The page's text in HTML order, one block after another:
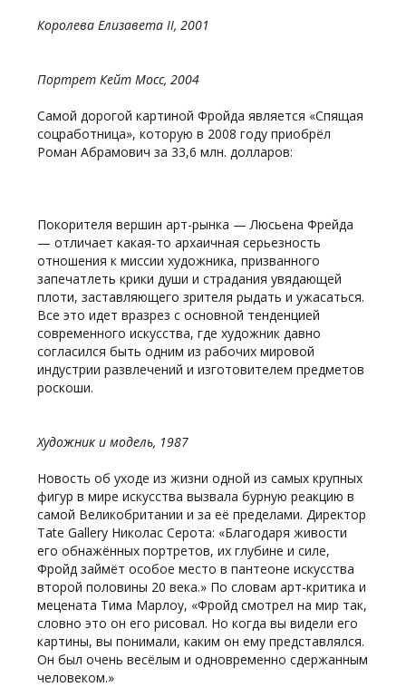
Королева Елизавета II, 2001
Портрет Кейт Мосс, 2004
Самой дорогой картиной Фройда является «Спящая
соцработница», которую в 2008 году приобрёл
Роман Абрамович за 33,6 млн. долларов:
Покорителя вершин арт-рынка — Люсьена Фрейда
— отличает какая-то архаичная серьезность
отношения к миссии художника, призванного
запечатлеть крики души и страдания увядающей
плоти, заставляющего зрителя рыдать и ужасаться.
Все это идет вразрез с основной тенденцией
современного искусства, где художник давно
согласился быть одним из рабочих мировой
индустрии развлечений и изготовителем предметов
роскоши.
Художник и модель, 1987
Новость об уходе из жизни одной из самых крупных
фигур в мире искусства вызвала бурную реакцию в
самой Великобритании и за её пределами. Директор
Tate Gallery Николас Серота: «Благодаря живости
его обнажённых портретов, их глубине и силе,
Фройд займёт особое место в пантеоне искусства
второй половины 20 века.» По словам арт-критика и
мецената Тима Марлоу, «Фройд смотрел на мир так,
словно это он его рисовал. Но когда вы видели его
картины, вы понимали, каким он ему представлялся.
Он был очень весёлым и одновременно сдержанным
человеком.»